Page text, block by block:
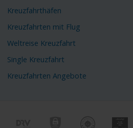
Kreuzfahrthäfen
Kreuzfahrten mit Flug
Weltreise Kreuzfahrt
Single Kreuzfahrt
Kreuzfahrten Angebote